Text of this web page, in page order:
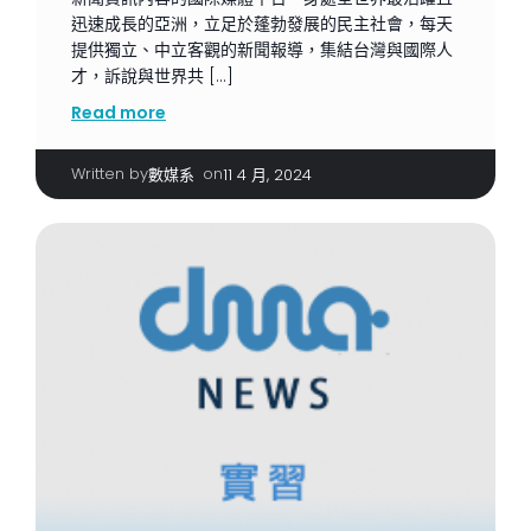
迅速成長的亞洲，立足於蓬勃發展的民主社會，每天
提供獨立、中立客觀的新聞報導，集結台灣與國際人
才，訴說與世界共 […]
Read more
Written by數媒系 on11 4 月, 2024